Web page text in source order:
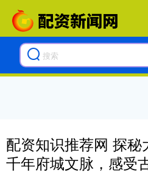
配资知识推荐网 探
千年府城文脉，感受